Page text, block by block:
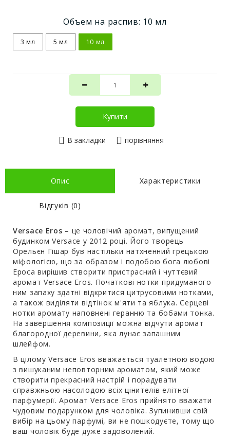
Объем на распив: 10 мл
3 мл 5 мл 10 мл
Купити
В закладки порівняння
Опис Характеристики
Відгуків (0)
Versace Eros – це чоловічий аромат, випущений
будинком Versace у 2012 році. Його творець
Орельєн Гішар був настільки натхненний грецькою
міфологією, що за образом і подобою бога любові
Ероса вирішив створити пристрасний і чуттєвий
аромат Versace Eros. Початкові нотки придуманого
ним запаху здатні відкритися цитрусовими нотками,
а також виділяти відтінок м'яти та яблука. Серцеві
нотки аромату наповнені геранню та бобами тонка.
На завершення композиції можна відчути аромат
благородної деревини, яка лунає запашним
шлейфом.
В цілому Versace Eros вважається туалетною водою
з вишуканим неповторним ароматом, який може
створити прекрасний настрій і порадувати
справжньою насолодою всіх цінителів елітної
парфумерії. Аромат Versace Eros прийнято вважати
чудовим подарунком для чоловіка. Зупинивши свій
вибір на цьому парфумі, ви не пошкодуєте, тому що
ваш чоловік буде дуже задоволений.